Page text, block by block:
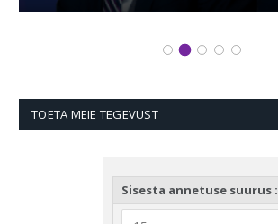
TOETA MEIE TEGEVUST
Sisesta annetuse suurus :